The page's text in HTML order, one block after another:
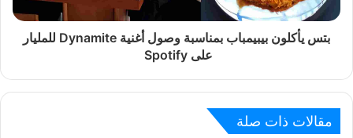
بتس يأكلون بيبيمباب بمناسبة وصول أغنية Dynamite للمليار
على Spotify
مقالات ذات صلة